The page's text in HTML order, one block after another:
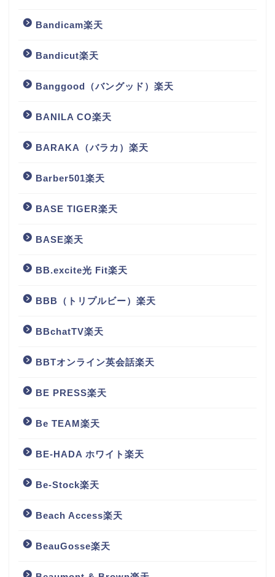
Bandicam楽天
Bandicut楽天
Banggood（バングッド）楽天
BANILA CO楽天
BARAKA（バラカ）楽天
Barber501楽天
BASE TIGER楽天
BASE楽天
BB.excite光 Fit楽天
BBB（トリプルビー）楽天
BBchatTV楽天
BBTオンライン英会話楽天
BE PRESS楽天
Be TEAM楽天
BE-HADA ホワイト楽天
Be-Stock楽天
Beach Access楽天
BeauGosse楽天